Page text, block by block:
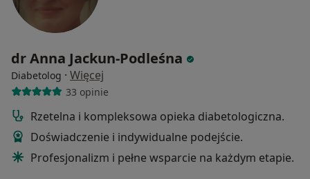
dr Anna Jackun-Podleśna
Diabetolog · Więcej
33 opinie
Rzetelna i kompleksowa opieka diabetologiczna.
Doświadczenie i indywidualne podejście.
Profesjonalizm i pełne wsparcie na każdym etapie.